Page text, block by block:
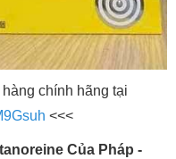
chính hãng tại
<<<
Của Pháp -